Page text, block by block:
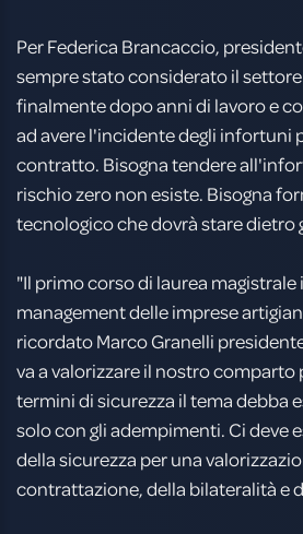
Per Federica Brancaccio,
sempre stato considerato il
finalmente dopo anni di lavoro e
ad avere l'incidente degli infortuni
contratto. Bisogna tendere
rischio zero non esiste. Bisogna
tecnologico che dovrà stare dietro
"Il primo corso di laurea
management delle imprese
ricordato Marco Granelli
va a valorizzare il nostro comparto
termini di sicurezza il tema debba
solo con gli adempimenti. Ci deve
della sicurezza per una
contrattazione, della bilateralità e